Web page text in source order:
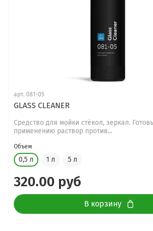
арт. 081-05
GLASS CLEANER
Средство для мойки стёкол, зеркал.
применению раствор против...
Объем
0,5 л 1 л 5 л
320.00 руб
В корзину